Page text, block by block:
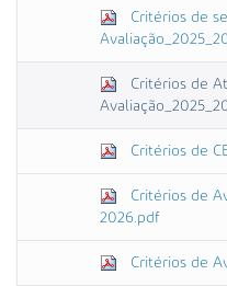
Critérios de
Critérios de
Critérios de
Critérios de
2026.pdf
Critérios de